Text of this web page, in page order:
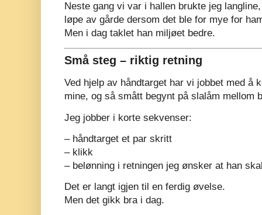
Neste gang vi var i hallen brukte jeg
løpe av gårde dersom det ble for mye for
Men i dag taklet han miljøet bedre.
Små steg – riktig retning
Ved hjelp av håndtarget har vi jobbet med å
mine, og så smått begynt på slalåm mellom
Jeg jobber i korte sekvenser:
– håndtarget et par skritt
– klikk
– belønning i retningen jeg ønsker at han
Det er langt igjen til en ferdig øvelse.
Men det gikk bra i dag.